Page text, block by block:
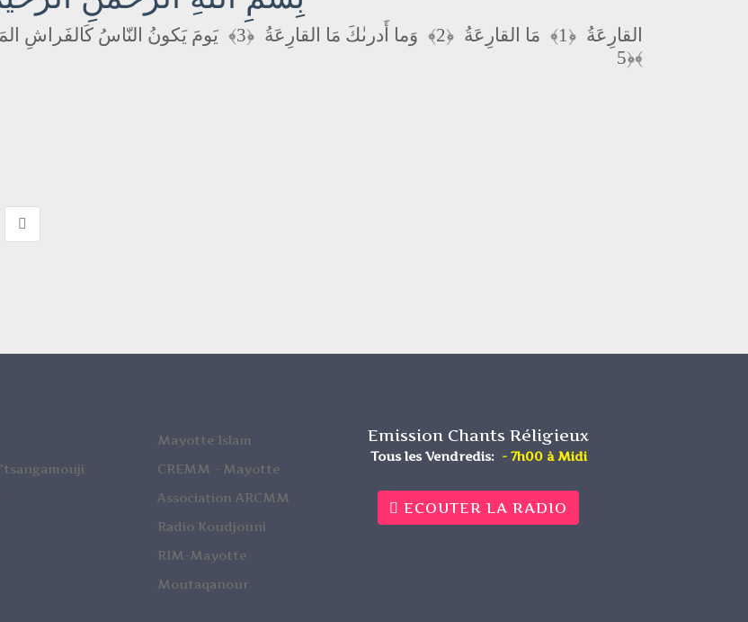
القارِعَةُ ﴿1﴾ مَا القارِعَةُ ﴿2﴾ وَما أَدرىٰكَ مَا القارِعَةُ ﴿3﴾ يَومَ يَكونُ النّاسُ كَالفَراشِ
﴿5﴾
Mayotte Islam
CREMM - Mayotte
Association ARCMM
Radio Koudjouni
RIM-Mayotte
Moutaqanour
Emission Chants Réligieux
Tous les Vendredis: - 7h00 à Midi
ECOUTER LA RADIO